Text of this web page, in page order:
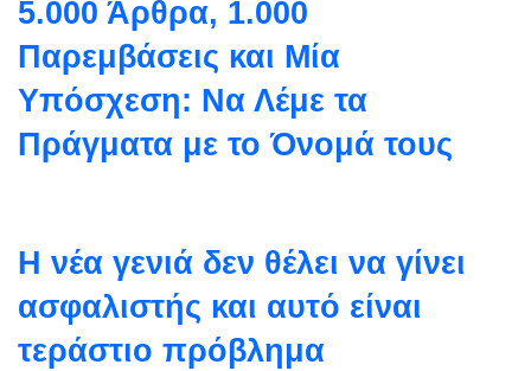
5.000 Άρθρα, 1.000
Παρεμβάσεις και Μία
Υπόσχεση: Να Λέμε τα
Πράγματα με το Όνομά τους
Η νέα γενιά δεν θέλει να γίνει
ασφαλιστής και αυτό είναι
τεράστιο πρόβλημα